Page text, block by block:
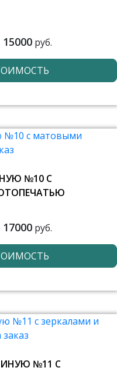
15000руб.
№10 С
17000руб.
№11 С